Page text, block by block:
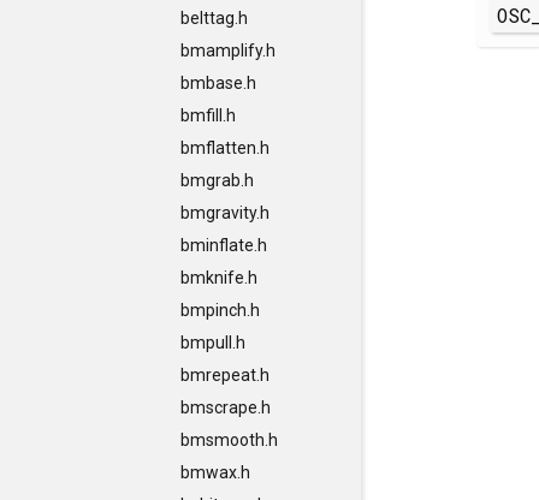
belttag.h
bmamplify.h
bmbase.h
bmfill.h
bmflatten.h
bmgrab.h
bmgravity.h
bminflate.h
bmknife.h
bmpinch.h
bmpull.h
bmrepeat.h
bmscrape.h
bmsmooth.h
bmwax.h